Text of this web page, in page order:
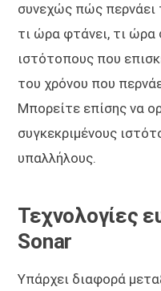
συνεχώς πώς περνάει
τι ώρα φτάνει, τι ώρα
ιστότοπους που
του χρόνου που
Μπορείτε επίσης να
συγκεκριμένους
υπαλλήλους.
Τεχνολογίες
Sonar
Υπάρχει διαφορά